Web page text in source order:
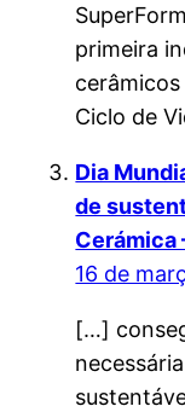
primeira
Ciclo de
Dia
de
Cerámica
16 de
[…]